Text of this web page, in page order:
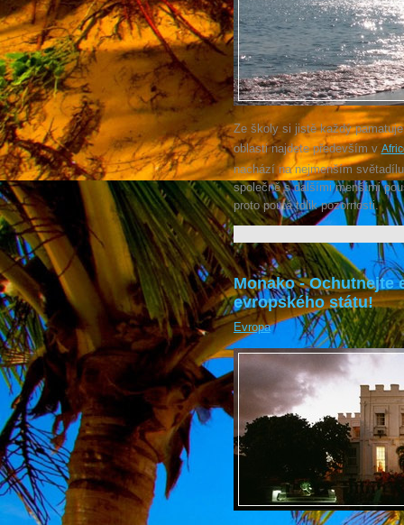
Ze školy si jistě každý
oblasti najdete především v
nachází na nejmenším
společně s dalšími menšími
proto poutá tolik pozornosti.
Monako - Ochutnejte
evropského státu!
Evropa